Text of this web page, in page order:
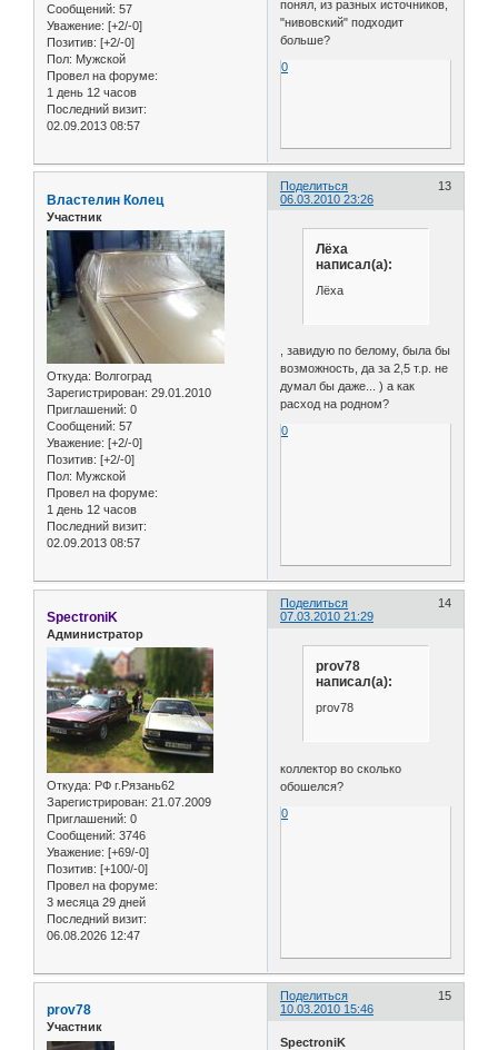
Сообщений: 57
Уважение: [+2/-0]
Позитив: [+2/-0]
Пол: Мужской
Провел на форуме:
1 день 12 часов
Последний визит:
02.09.2013 08:57
понял, из разных источников,
"нивовский" подходит
больше?
0
Поделиться
13
06.03.2010 23:26
Властелин Колец
Участник
Откуда: Волгоград
Зарегистрирован: 29.01.2010
Приглашений: 0
Сообщений: 57
Уважение: [+2/-0]
Позитив: [+2/-0]
Пол: Мужской
Провел на форуме:
1 день 12 часов
Последний визит:
02.09.2013 08:57
Лёха
написал(а):
Лёха
, завидую по белому, была бы
возможность, да за 2,5 т.р. не
думал бы даже... ) а как
расход на родном?
0
Поделиться
14
07.03.2010 21:29
SpectroniK
Администратор
Откуда: РФ г.Рязань62
Зарегистрирован: 21.07.2009
Приглашений: 0
Сообщений: 3746
Уважение: [+69/-0]
Позитив: [+100/-0]
Провел на форуме:
3 месяца 29 дней
Последний визит:
06.08.2026 12:47
prov78
написал(а):
prov78
коллектор во сколько
обошелся?
0
Поделиться
15
10.03.2010 15:46
prov78
Участник
SpectroniK